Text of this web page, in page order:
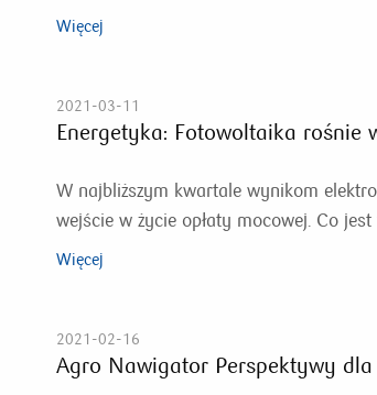
Więcej
2021-03-11
Energetyka: Fotowoltaika rośnie
W najbliższym kwartale wynikom
wejście w życie opłaty mocowej. Co
Więcej
2021-02-16
Agro Nawigator Perspektywy